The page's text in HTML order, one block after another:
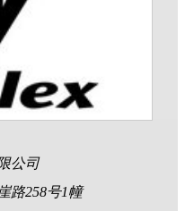
公司
路258号1幢